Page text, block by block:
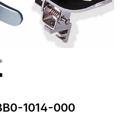
1014-000